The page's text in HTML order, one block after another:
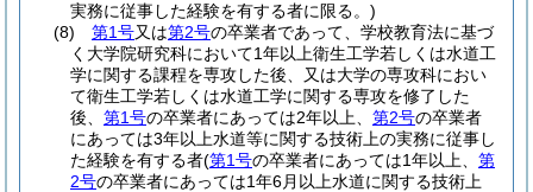
実務に従事した経験を有する者に限る。)
(8)
第1号又は第2号の卒業者であって、学校教育法に基づ
く大学院研究科において1年以上衛生工学若しくは水道工
学に関する課程を専攻した後、又は大学の専攻科におい
て衛生工学若しくは水道工学に関する専攻を修了した
後、 第1号の卒業者にあっては2年以上、 第2号の卒業者
にあっては3年以上水道等に関する技術上の実務に従事し
た経験を有する者(第1号の卒業者にあっては1年以上、 第
2号の卒業者にあっては1年6月以上水道に関する技術上